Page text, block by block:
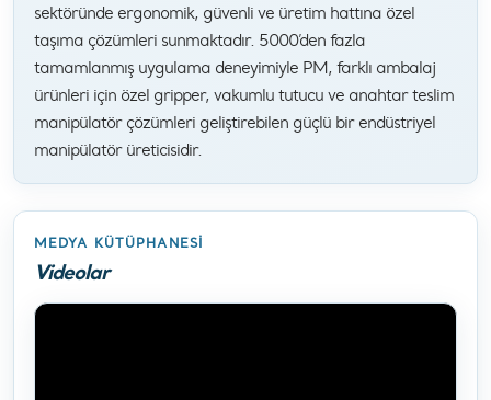
sektöründe ergonomik, güvenli ve üretim hattına özel
taşıma çözümleri sunmaktadır. 5000’den fazla
tamamlanmış uygulama deneyimiyle PM, farklı ambalaj
ürünleri için özel gripper, vakumlu tutucu ve anahtar teslim
manipülatör çözümleri geliştirebilen güçlü bir endüstriyel
manipülatör üreticisidir.
MEDYA KÜTÜPHANESI
Videolar